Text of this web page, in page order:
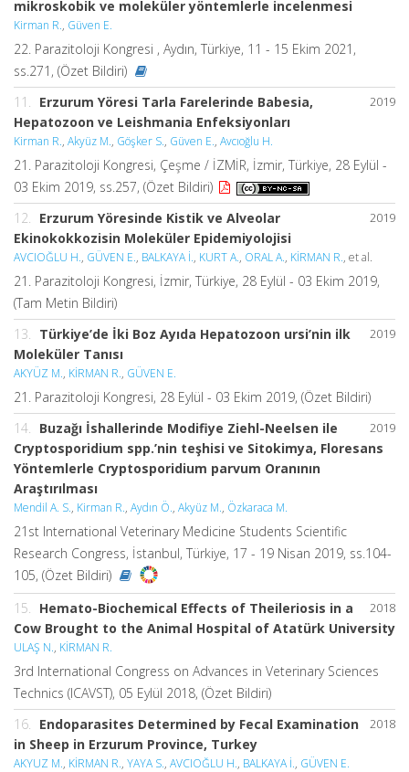
mikroskobik ve moleküler yöntemlerle incelenmesi
Kirman R., Güven E.
22. Parazitoloji Kongresi , Aydın, Türkiye, 11 - 15 Ekim 2021,
ss.271, (Özet Bildiri)
2019
11. Erzurum Yöresi Tarla Farelerinde Babesia,
Hepatozoon ve Leishmania Enfeksiyonları
Kirman R., Akyüz M., Göşker S., Güven E., Avcıoğlu H.
21. Parazitoloji Kongresi, Çeşme / İZMİR, İzmir, Türkiye, 28 Eylül -
03 Ekim 2019, ss.257, (Özet Bildiri)
2019
12. Erzurum Yöresinde Kistik ve Alveolar
Ekinokokkozisin Moleküler Epidemiyolojisi
AVCIOĞLU H., GÜVEN E., BALKAYA İ., KURT A., ORAL A., KİRMAN R., et al.
21. Parazitoloji Kongresi, İzmir, Türkiye, 28 Eylül - 03 Ekim 2019,
(Tam Metin Bildiri)
2019
13. Türkiye’de İki Boz Ayıda Hepatozoon ursi’nin ilk
Moleküler Tanısı
AKYÜZ M., KİRMAN R., GÜVEN E.
21. Parazitoloji Kongresi, 28 Eylül - 03 Ekim 2019, (Özet Bildiri)
2019
14. Buzağı İshallerinde Modifiye Ziehl-Neelsen ile
Cryptosporidium spp.’nin teşhisi ve Sitokimya, Floresans
Yöntemlerle Cryptosporidium parvum Oranının
Araştırılması
Mendil A. S., Kirman R., Aydın Ö., Akyüz M., Özkaraca M.
21st International Veterinary Medicine Students Scientific
Research Congress, İstanbul, Türkiye, 17 - 19 Nisan 2019, ss.104-
105, (Özet Bildiri)
2018
15. Hemato-Biochemical Effects of Theileriosis in a
Cow Brought to the Animal Hospital of Atatürk University
ULAŞ N., KİRMAN R.
3rd International Congress on Advances in Veterinary Sciences
Technics (ICAVST), 05 Eylül 2018, (Özet Bildiri)
2018
16. Endoparasites Determined by Fecal Examination
in Sheep in Erzurum Province, Turkey
AKYUZ M., KİRMAN R., YAYA S., AVCIOĞLU H., BALKAYA İ., GÜVEN E.